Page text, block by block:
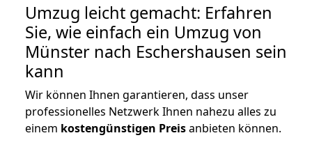
Umzug leicht gemacht: Erfahren
Sie, wie einfach ein Umzug von
Münster nach Eschershausen sein
kann
Wir können Ihnen garantieren, dass unser
professionelles Netzwerk Ihnen nahezu alles zu
einem kostengünstigen Preisanbieten können.